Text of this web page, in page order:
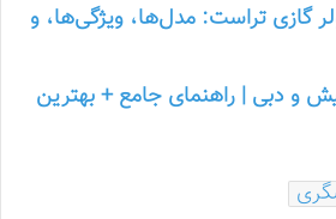
گازی تراست: مدل‌ها، ویژگی‌ها، و
و دبی | راهنمای جامع + بهترین